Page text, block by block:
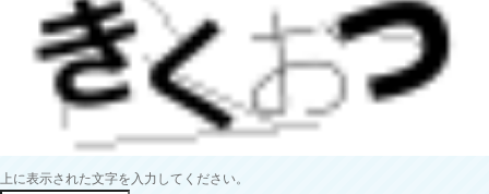
上に表示された文字を入力してください。